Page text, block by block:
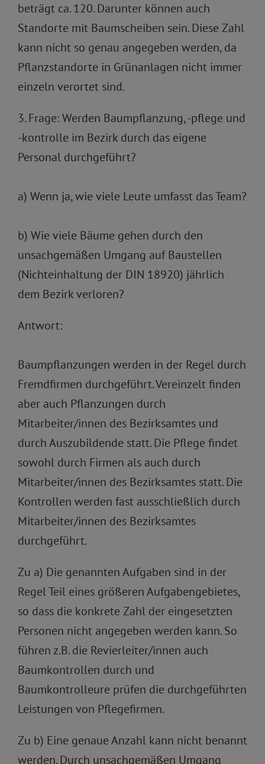
beträgt ca. 120. Darunter können auch
Standorte mit Baumscheiben sein. Diese Zahl
kann nicht so genau angegeben werden, da
Pflanzstandorte in Grünanlagen nicht immer
einzeln verortet sind.
3. Frage: Werden Baumpflanzung, -pflege und
-kontrolle im Bezirk durch das eigene
Personal durchgeführt?
a) Wenn ja, wie viele Leute umfasst das Team?
b) Wie viele Bäume gehen durch den
unsachgemäßen Umgang auf Baustellen
(Nichteinhaltung der DIN 18920) jährlich
dem Bezirk verloren?
Antwort:
Baumpflanzungen werden in der Regel durch
Fremdfirmen durchgeführt. Vereinzelt finden
aber auch Pflanzungen durch
Mitarbeiter/innen des Bezirksamtes und
durch Auszubildende statt. Die Pflege findet
sowohl durch Firmen als auch durch
Mitarbeiter/innen des Bezirksamtes statt. Die
Kontrollen werden fast ausschließlich durch
Mitarbeiter/innen des Bezirksamtes
durchgeführt.
Zu a) Die genannten Aufgaben sind in der
Regel Teil eines größeren Aufgabengebietes,
so dass die konkrete Zahl der eingesetzten
Personen nicht angegeben werden kann. So
führen z.B. die Revierleiter/innen auch
Baumkontrollen durch und
Baumkontrolleure prüfen die durchgeführten
Leistungen von Pflegefirmen.
Zu b) Eine genaue Anzahl kann nicht benannt
werden. Durch unsachgemäßen Umgang